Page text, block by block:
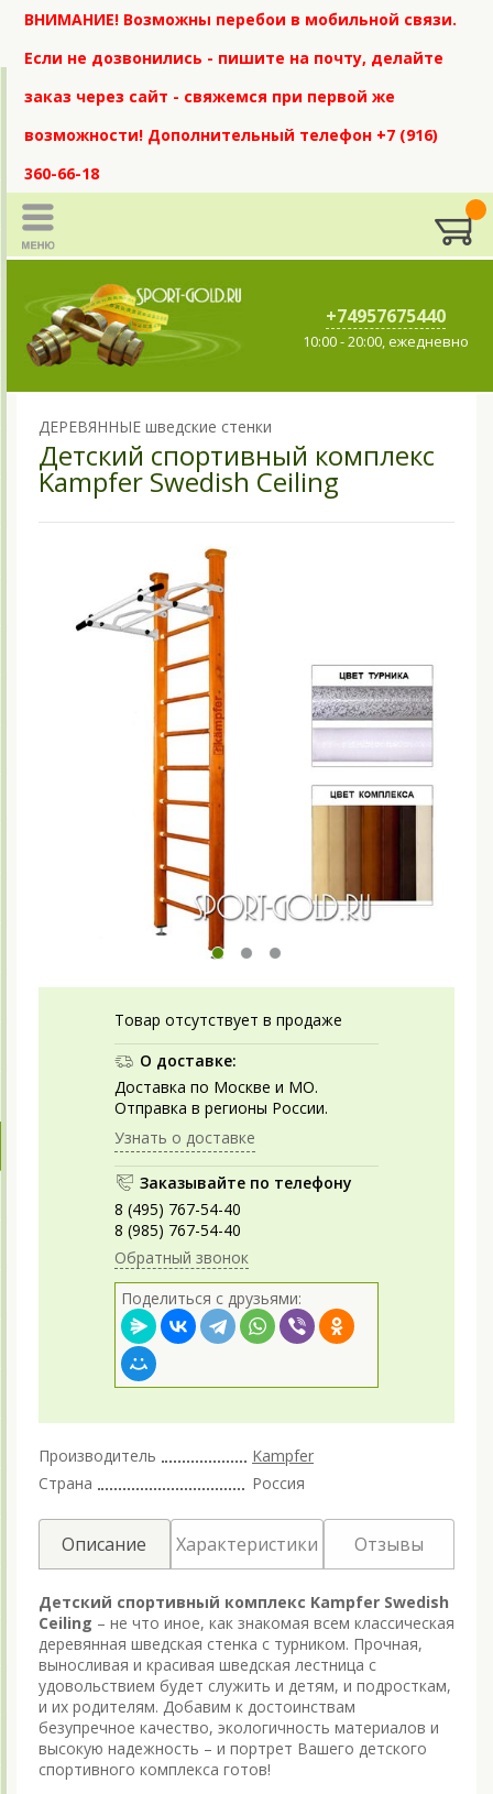
ВНИМАНИЕ! Возможны перебои в мобильной связи.
Если не дозвонились - пишите на почту, делайте
заказ через сайт - свяжемся при первой же
возможности! Дополнительный телефон +7 (916)
360-66-18
+74957675440
10:00 - 20:00, ежедневно
ДЕРЕВЯННЫЕ шведские стенки
Детский спортивный комплекс
Kampfer Swedish Ceiling
Товар отсутствует в продаже
О доставке:
Доставка по Москве и МО.
Отправка в регионы России.
Узнать о доставке
Заказывайте по телефону
8 (495) 767-54-40
8 (985) 767-54-40
Обратный звонок
Поделиться с друзьями:
Производитель
Kampfer
Страна
Россия
Описание Характеристики Отзывы
Детский спортивный комплекс Kampfer Swedish
Ceiling – не что иное, как знакомая всем классическая
деревянная шведская стенка с турником. Прочная,
выносливая и красивая шведская лестница с
удовольствием будет служить и детям, и подросткам,
и их родителям. Добавим к достоинствам
безупречное качество, экологичность материалов и
высокую надежность – и портрет Вашего детского
спортивного комплекса готов!